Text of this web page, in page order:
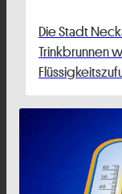
Die Stadt
Trinkbrunnen